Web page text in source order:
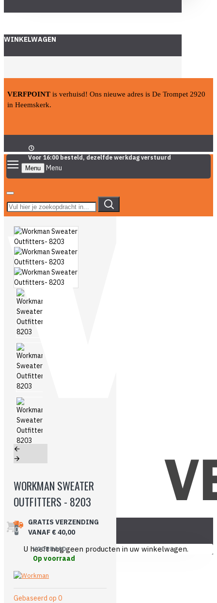
WINKELWAGEN
VERFPOINT is verhuisd! Ons nieuwe adres is De Trompet 2920
in Heemskerk.
Voor 16:00 besteld, dezelfde werkdag verstuurd
Menu
0
U heeft nog geen producten in uw winkelwagen.
WORKMAN SWEATER
OUTFITTERS - 8203
GRATIS VERZENDING
VANAF € 40,00
VOORRAAD:
Op voorraad
Gebaseerd op 0